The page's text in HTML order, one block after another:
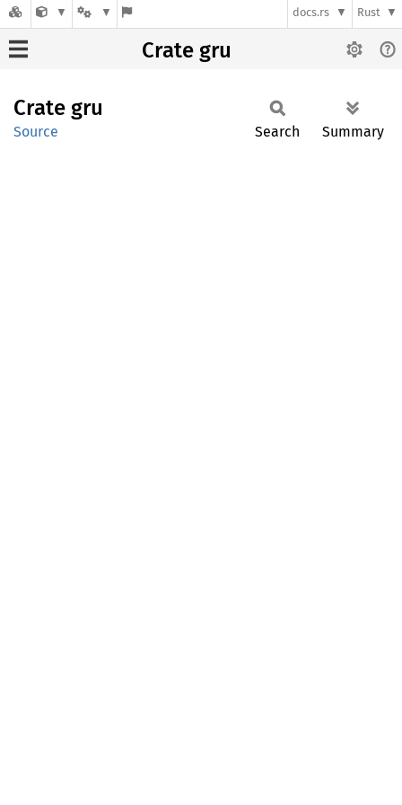
docs.rs Rust
Crate gru
Crate gru
Source Search Summary